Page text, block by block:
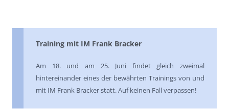
Training mit IM Frank Bracker
Am 18. und am 25. Juni findet gleich zweimal
hintereinander eines der bewährten Trainings von und
mit IM Frank Bracker statt. Auf keinen Fall verpassen!